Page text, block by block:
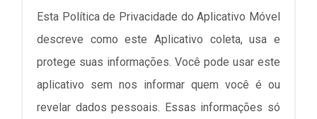
Esta Política de Privacidade do Aplicativo Móvel
descreve como este Aplicativo coleta, usa e
protege suas informações. Você pode usar este
aplicativo sem nos informar quem você é ou
revelar dados pessoais. Essas informações só